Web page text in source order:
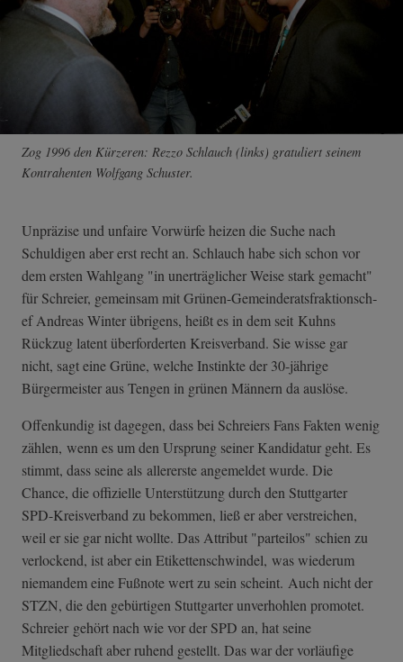
Zog 1996 den Kürzeren: Rezzo Schlauch (links) gratuliert seinem
Kontrahenten Wolfgang Schuster.
Unpräzise und unfaire Vorwürfe heizen die Suche nach
Schuldigen aber erst recht an. Schlauch habe sich schon vor
dem ersten Wahlgang "in unerträglicher Weise stark gemacht"
für Schreier, gemeinsam mit Grünen-Gemeinde­ratsfraktionsch­
ef Andreas Winter übrigens, heißt es in dem seit Kuhns
Rückzug latent überforderten Kreisverband. Sie wisse gar
nicht, sagt eine Grüne, welche Instinkte der 30-jährige
Bürgermeister aus Tengen in grünen Männern da auslöse.
Offenkundig ist dagegen, dass bei Schreiers Fans Fakten wenig
zählen, wenn es um den Ursprung seiner Kandidatur geht. Es
stimmt, dass seine als allererste angemeldet wurde. Die
Chance, die offizielle Unterstützung durch den Stuttgarter
SPD-Kreisverband zu bekommen, ließ er aber verstreichen,
weil er sie gar nicht wollte. Das Attribut "parteilos" schien zu
verlockend, ist aber ein Etikettenschwindel, was wiederum
niemandem eine Fußnote wert zu sein scheint. Auch nicht der
STZN, die den gebürtigen Stuttgarter unverhohlen promotet.
Schreier gehört nach wie vor der SPD an, hat seine
Mitgliedschaft aber ruhend gestellt. Das war der vorläufige